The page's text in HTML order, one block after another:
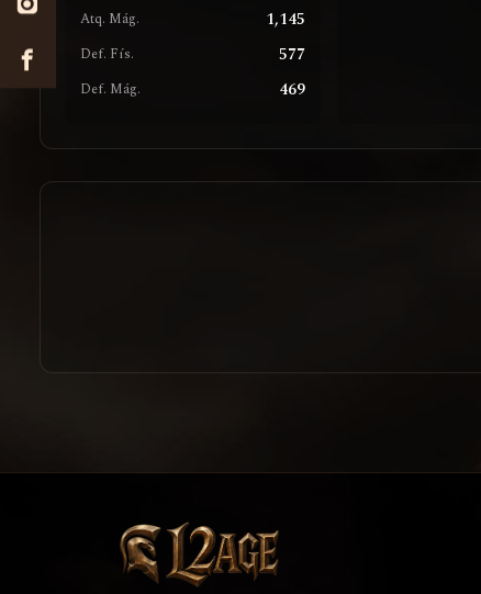
Atq. Mág. 1,145
Def. Fís. 577
Def. Mág. 469